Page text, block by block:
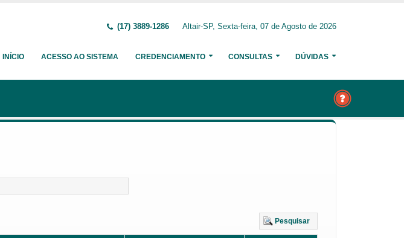
(17) 3889-1286 Altair-SP, Sexta-feira, 07 de Agosto de 2026
INÍCIO ACESSO AO SISTEMA CREDENCIAMENTO CONSULTAS DÚVIDAS
Pesquisar